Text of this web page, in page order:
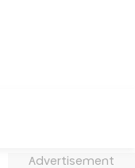
Advertisement